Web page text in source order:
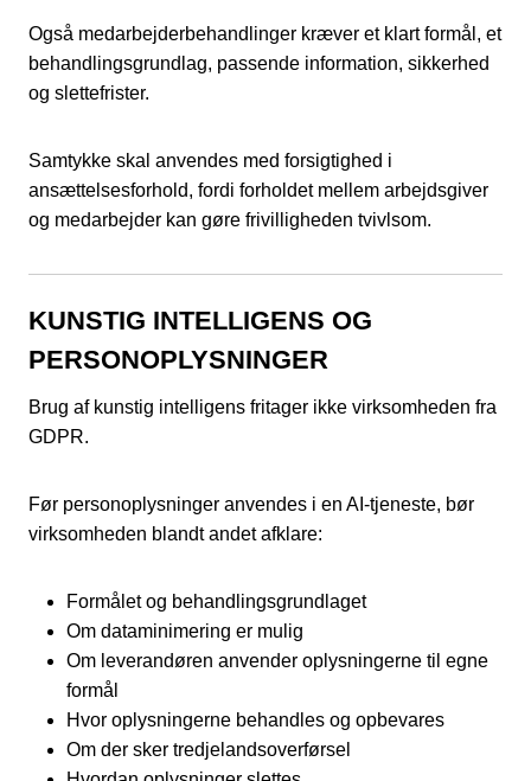
Også medarbejderbehandlinger kræver et klart formål, et
behandlingsgrundlag, passende information, sikkerhed
og slettefrister.
Samtykke skal anvendes med forsigtighed i
ansættelsesforhold, fordi forholdet mellem arbejdsgiver
og medarbejder kan gøre frivilligheden tvivlsom.
KUNSTIG INTELLIGENS OG
PERSONOPLYSNINGER
Brug af kunstig intelligens fritager ikke virksomheden fra
GDPR.
Før personoplysninger anvendes i en AI-tjeneste, bør
virksomheden blandt andet afklare:
Formålet og behandlingsgrundlaget
Om dataminimering er mulig
Om leverandøren anvender oplysningerne til egne
formål
Hvor oplysningerne behandles og opbevares
Om der sker tredjelandsoverførsel